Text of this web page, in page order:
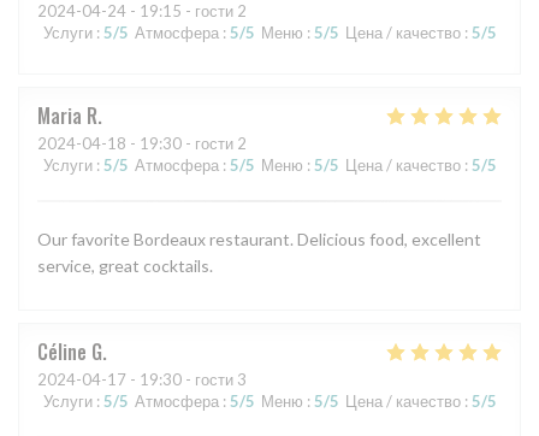
2024-04-24 - 19:15 - гости 2
Услуги : 5/5 Атмосфера : 5/5 Меню : 5/5 Цена / качество : 5/5
Maria R
2024-04-18 - 19:30 - гости 2
Услуги : 5/5 Атмосфера : 5/5 Меню : 5/5 Цена / качество : 5/5
Our favorite Bordeaux restaurant. Delicious food, excellent
service, great cocktails.
Céline G
2024-04-17 - 19:30 - гости 3
Услуги : 5/5 Атмосфера : 5/5 Меню : 5/5 Цена / качество : 5/5